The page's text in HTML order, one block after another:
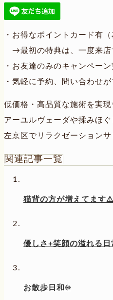
・お得なポイントカード有
→最初の特典は、一度来店
・お友達のみのキャンペーン
・気軽に予約、問い合わせが
低価格・高品質な施術を実
アーユルヴェーダや揉みほ
左京区でリラクゼーション
関連記事一覧
猫背の方が増えてます⚠
優しさ+笑顔の溢れる日
お散歩日和☀